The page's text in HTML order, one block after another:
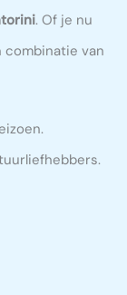
. Of je nu
combinatie van